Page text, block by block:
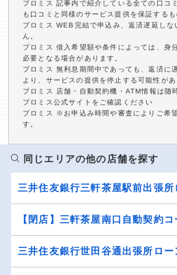
プロミス 記事内で紹介している全ての口コ
も口コミと同様のサービス提供を保証するも
プロミス WEB完結で申込み、返済遅延し
ん。
プロミス 借入希望額や条件によっては、身
必要となる場合があります。
プロミス 無利息期間中であっても、返済に
より、サービスの提供を停止する可能性があ
プロミス 店舗・自動契約機・ATM情報は随
プロミス公式サイトをご確認ください
プロミス ※お申込み時間や審査によりご希
す。
同じエリアの他の店舗を探す
三井住友銀行三軒茶屋駅前出張
【閉店】三軒茶屋南口自動契約コ
三井住友銀行世田谷通出張所ロ